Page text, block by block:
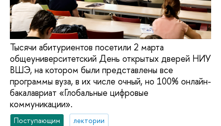
Тысячи абитуриентов посетили 2 марта
общеуниверситетский День открытых дверей НИУ
ВШЭ, на котором были представлены все
программы вуза, в их числе очный, но 100% онлайн-
бакалавриат «Глобальные цифровые
коммуникации».
Поступающим
лектории